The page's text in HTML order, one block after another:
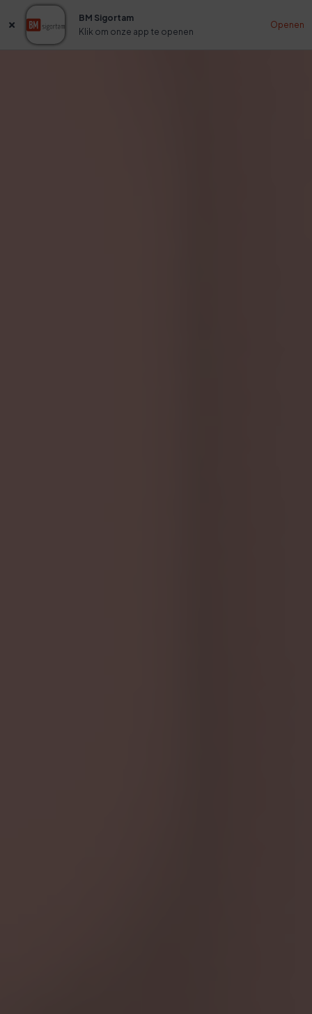
BM Sigortam
Klik om onze app te openen
Openen